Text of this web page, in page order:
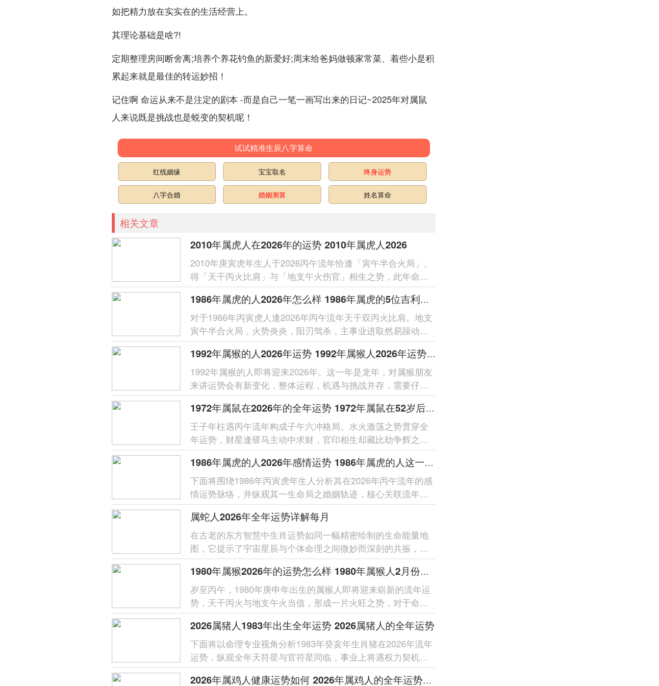
如把精力放在实实在的生活经营上。
其理论基础是啥?!
定期整理房间断舍离;培养个养花钓鱼的新爱好;周末给爸妈做顿家常菜、着些小是积
累起来就是最佳的转运妙招！
记住啊 命运从来不是注定的剧本 -而是自己一笔一画写出来的日记~2025年对属鼠
人来说既是挑战也是蜕变的契机呢！
试试精准生辰八字算命
红线姻缘 宝宝取名 终身运势
八字合婚 婚姻测算 姓名算命
相关文章
2010年属虎人在2026年的运势 2010年属虎人2026
2010年庚寅虎年生人于2026丙午流年恰逢「寅午半合火局」。
得「天干丙火比肩」与「地支午火伤官」相生之势，此年命局
呈「木火通明」之象，主聪慧...
1986年属虎的人2026年怎么样 1986年属虎的5位吉利数字
对于1986年丙寅虎人逢2026年丙午流年天干双丙火比肩。地支
寅午半合火局，火势炎炎，阳刃驾杀，主事业进取然易躁动；
财星受克，需防破耗；健康留意心火过...
1992年属猴的人2026年运势 1992年属猴人2026年运势及运程
1992年属猴的人即将迎来2026年。这一年是龙年，对属猴朋友
来讲运势会有新变化，整体运程，机遇与挑战并存，需要仔细
分析，每个在领域的细节。整体运势...
1972年属鼠在2026年的全年运势 1972年属鼠在52岁后的运气
壬子年柱遇丙午流年构成子午六冲格局。水火激荡之势贯穿全
年运势，财星逢驿马主动中求财，官印相生却藏比劫争辉之
象，唯借太岁相合之力可缓冲突，于...
1986年属虎的人2026年感情运势 1986年属虎的人这一生婚姻怎么样
下面将围绕1986年丙寅虎年生人分析其在2026年丙午流年的感
情运势脉络，并纵观其一生命局之婚姻轨迹，核心关联流年干
支对命局之作用、夫妻宫动之...
属蛇人2026年全年运势详解每月
在古老的东方智慧中生肖运势如同一幅精密绘制的生命能量地
图，它提示了宇宙星辰与个体命理之间微妙而深刻的共振，对
于属蛇之人来讲踏入2026丙午...
1980年属猴2026年的运势怎么样 1980年属猴人2月份运程
岁至丙午，1980年庚申年出生的属猴人即将迎来崭新的流年运
势，天干丙火与地支午火当值，形成一片火旺之势，对于命局
喜火的猴人来讲此为奋发有为的机...
2026属猪人1983年出生全年运势 2026属猪人的全年运势
下面将以命理专业视角分析1983年癸亥年生肖猪在2026年流年
运势，纵观全年天符星与官符星同临，事业上将遇权力契机却
易惹是非；天财星暗合太岁，财运...
2026年属鸡人健康运势如何 2026年属鸡人的全年运势如何